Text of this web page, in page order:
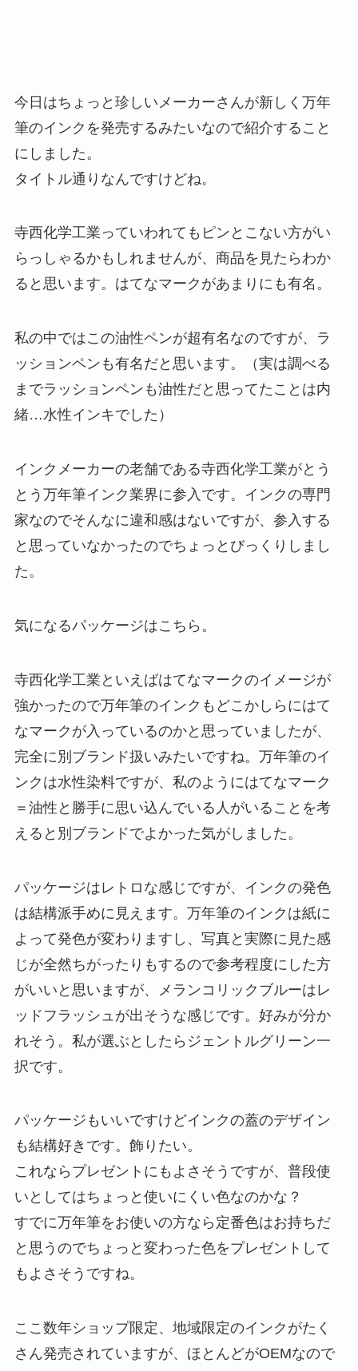
今日はちょっと珍しいメーカーさんが新しく万年
筆のインクを発売するみたいなので紹介すること
にしました。
タイトル通りなんですけどね。
寺西化学工業っていわれてもピンとこない方がい
らっしゃるかもしれませんが、商品を見たらわか
ると思います。はてなマークがあまりにも有名。
私の中ではこの油性ペンが超有名なのですが、ラ
ッションペンも有名だと思います。（実は調べる
までラッションペンも油性だと思ってたことは内
緒…水性インキでした）
インクメーカーの老舗である寺西化学工業がとう
とう万年筆インク業界に参入です。インクの専門
家なのでそんなに違和感はないですが、参入する
と思っていなかったのでちょっとびっくりしまし
た。
気になるパッケージはこちら。
寺西化学工業といえばはてなマークのイメージが
強かったので万年筆のインクもどこかしらにはて
なマークが入っているのかと思っていましたが、
完全に別ブランド扱いみたいですね。万年筆のイ
ンクは水性染料ですが、私のようにはてなマーク
＝油性と勝手に思い込んでいる人がいることを考
えると別ブランドでよかった気がしました。
パッケージはレトロな感じですが、インクの発色
は結構派手めに見えます。万年筆のインクは紙に
よって発色が変わりますし、写真と実際に見た感
じが全然ちがったりもするので参考程度にした方
がいいと思いますが、メランコリックブルーはレ
ッドフラッシュが出そうな感じです。好みが分か
れそう。私が選ぶとしたらジェントルグリーン一
択です。
パッケージもいいですけどインクの蓋のデザイン
も結構好きです。飾りたい。
これならプレゼントにもよさそうですが、普段使
いとしてはちょっと使いにくい色なのかな？
すでに万年筆をお使いの方なら定番色はお持ちだ
と思うのでちょっと変わった色をプレゼントして
もよさそうですね。
ここ数年ショップ限定、地域限定のインクがたく
さん発売されていますが、ほとんどがOEMなので